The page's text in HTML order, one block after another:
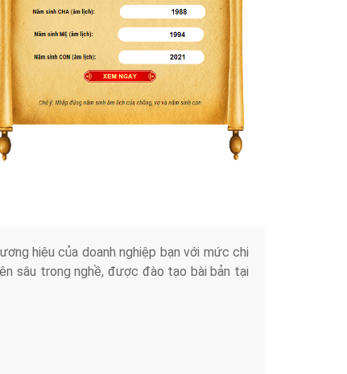
hiệu của doanh nghiệp bạn với mức chi
sâu trong nghề, được đào tạo bài bản tại